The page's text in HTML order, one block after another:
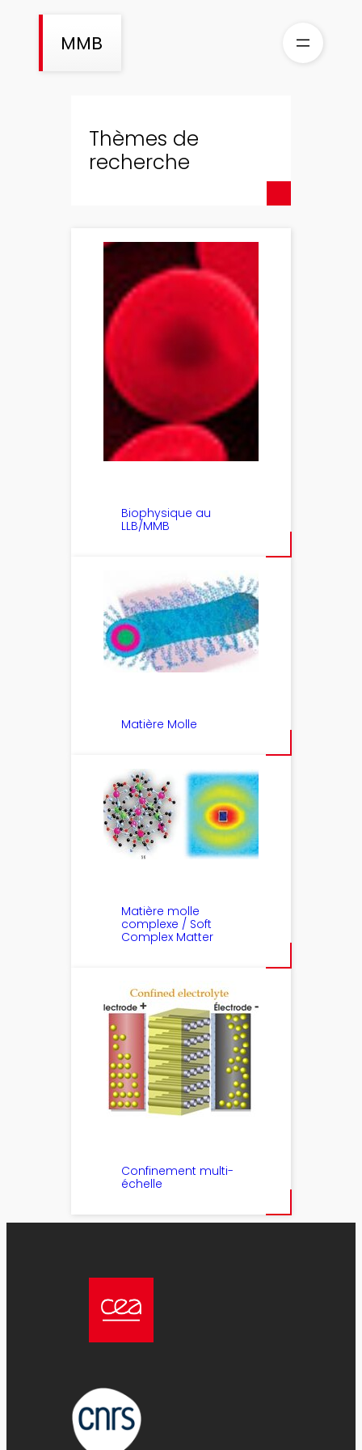
MMB
Thèmes de
recherche
Biophysique au
LLB/MMB
Matière Molle
Matière molle
complexe / Soft
Complex Matter
Confinement multi-
échelle